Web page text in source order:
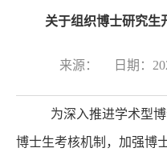
关于组织博士研究生
来源： 日期：
为深入推进学术型
博士生考核机制，加强博